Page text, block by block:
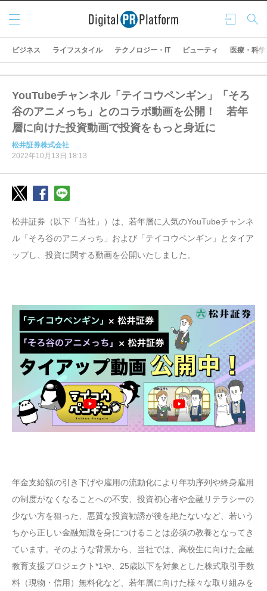
ログ
イン
検索
メニ
ュー
ビジネス ライフスタイル テクノロジー・IT ビューティ 医療・科学
YouTubeチャンネル「テイコウペンギン」「そろ
谷のアニメっち」とのコラボ動画を公開！ 若年
層に向けた投資動画で投資をもっと身近に
松井証券株式会社
2022年10月13日 18:13
松井証券（以下「当社」）は、若年層に人気のYouTubeチャンネ
ル「そろ谷のアニメっち」および「テイコウペンギン」とタイア
ップし、投資に関する動画を公開いたしました。
年金支給額の引き下げや雇用の流動化により年功序列や終身雇用
の制度がなくなることへの不安、投資初心者や金融リテラシーの
少ない方を狙った、悪質な投資勧誘が後を絶たないなど、若いう
ちから正しい金融知識を身につけることは必須の教養となってき
ています。そのような背景から、当社では、高校生に向けた金融
教育支援プロジェクト*1や、25歳以下を対象とした株式取引手数
料（現物・信用）無料化など、若年層に向けた様々な取り組みを